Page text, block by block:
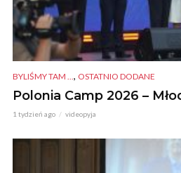
BYLIŚMY TAM ..., OSTATNIO DODANE
Polonia Camp 2026 –
1 tydzień ago videopyja